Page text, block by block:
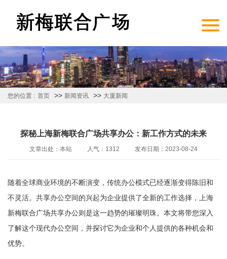
您的位置 : 首页 >> 新闻资讯 >> 大厦新闻
探秘上海新梅联合广场共享办公：新工作方式的未来
文章出处：本站 人气：1312 发布日期：2023-08-24
随着全球商业环境的不断演变，传统办公模式已经逐渐变得陈旧和
不灵活。共享办公空间的兴起为企业提供了全新的工作选择，上海
新梅联合广场共享办公则是这一趋势的璀璨明珠。本文将带您深入
了解这个现代办公空间，并探讨它为企业和个人提供的各种机会和
优势。